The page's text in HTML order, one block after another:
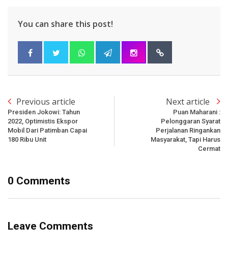
You can share this post!
Previous article
Presiden Jokowi: Tahun
2022, Optimistis Ekspor
Mobil Dari Patimban Capai
180 Ribu Unit
Next article
Puan Maharani :
Pelonggaran Syarat
Perjalanan Ringankan
Masyarakat, Tapi Harus
Cermat
0 Comments
Leave Comments